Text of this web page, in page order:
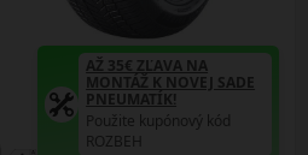
AŽ 35€ ZĽAVA NA
MONTÁŽ K NOVEJ SADE
PNEUMATÍK!
Použite kupónový kód
ROZBEH